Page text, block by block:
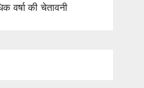
वर्षा की चेतावनी